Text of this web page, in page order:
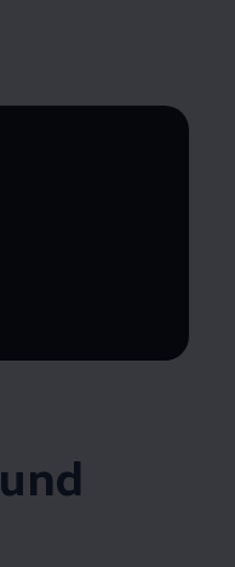
Verbleibende Zeit, --:--